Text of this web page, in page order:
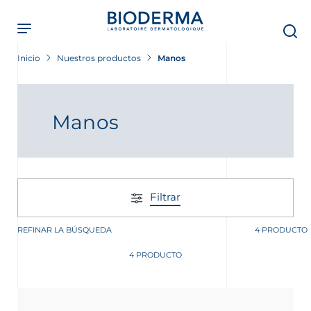
main
content
Inicio Nuestros productos Manos
Manos
Filtrar
REFINAR LA BÚSQUEDA 4 PRODUCTO
4 PRODUCTO